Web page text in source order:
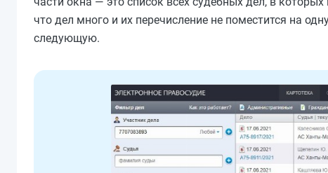
что дел много и их перечисление не поместится на
следующую.